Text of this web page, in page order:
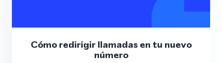
Cómo redirigir llamadas en tu nuevo
número